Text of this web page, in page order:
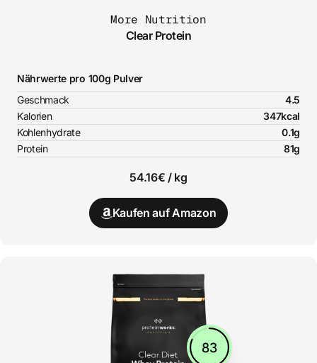
More Nutrition
Clear Protein
Nährwerte pro 100g Pulver
Geschmack
4.5
Kalorien
347kcal
Kohlenhydrate
0.1g
Protein
81g
54.16€ / kg
Kaufen auf Amazon
83